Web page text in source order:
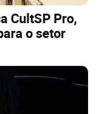
CultSP Pro,
o setor